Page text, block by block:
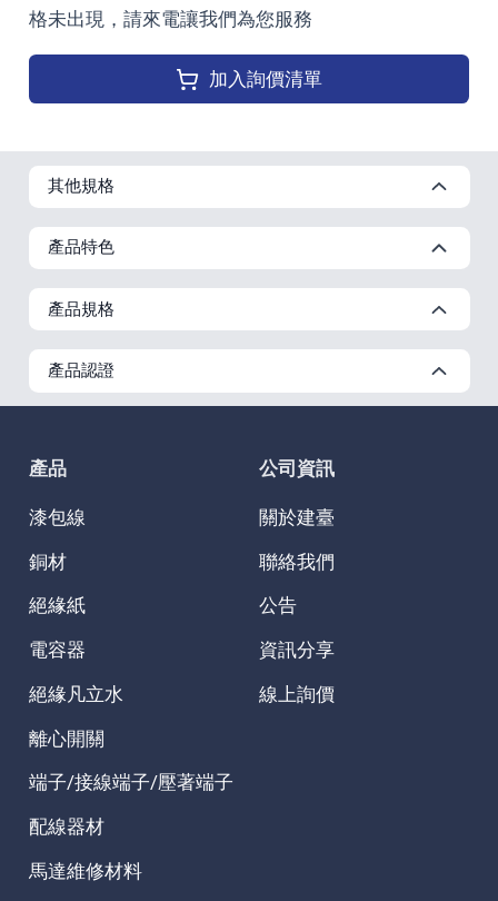
格未出現，請來電讓我們為您服務
加入詢價清單
其他規格
產品特色
產品規格
產品認證
產品
漆包線
銅材
絕緣紙
電容器
絕緣凡立水
離心開關
端子/接線端子/壓著端子
配線器材
馬達維修材料
公司資訊
關於建臺
聯絡我們
公告
資訊分享
線上詢價